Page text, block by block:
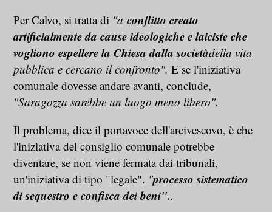
Per Calvo, si tratta di "a conflitto creato
artificialmente da cause ideologiche e laiciste che
vogliono espellere la Chiesa dalla societàdella vita
pubblica e cercano il confronto". E se l'iniziativa
comunale dovesse andare avanti, conclude,
"Saragozza sarebbe un luogo meno libero".
Il problema, dice il portavoce dell'arcivescovo, è che
l'iniziativa del consiglio comunale potrebbe
diventare, se non viene fermata dai tribunali,
un'iniziativa di tipo "legale". "processo sistematico
di sequestro e confisca dei beni"..